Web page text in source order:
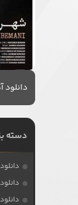
دانلود
دسته